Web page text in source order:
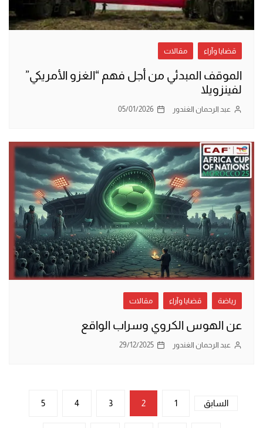
قضايا وآراء مقالات
الموقف المبدئي من أجل فهم “الغزو الأمريكي”
لفينزويلا
عبد الرحمان الغندور 05/01/2026
رياضة قضايا وآراء مقالات
عن الهوس الكروي وسراب الواقع
عبد الرحمان الغندور 29/12/2025
تعددالسابق 1
2
3
4
5